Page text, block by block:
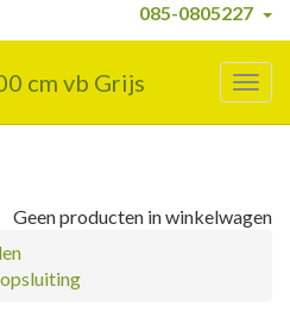
085-0805227
cm vb Grijs
Geen producten in winkelwagen